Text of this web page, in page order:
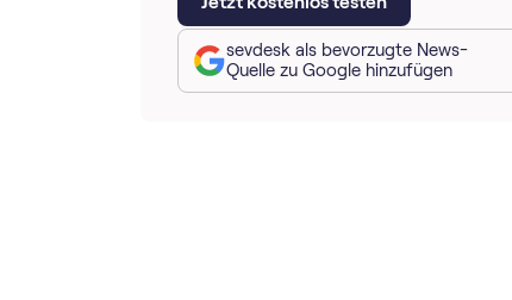
sevdesk als bevorzugte News-
Quelle zu Google hinzufügen